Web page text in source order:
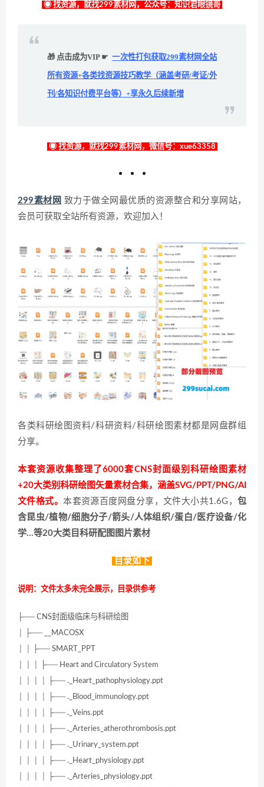
◉ 找资源，就找299素材网，公众号：知识君眼镜哥
🎁 点击成为VIP ☛ 一次性打包获取299素材网全站
所有资源+各类找资源技巧教学（涵盖考研/考证/外
刊/各知识付费平台等）+享永久后续新增
◉ 找资源，就找299素材网，微信号：xue63358
299素材网 致力于做全网最优质的资源整合和分享网站，
会员可获取全站所有资源，欢迎加入！
各类科研绘图资料/科研资料/科研绘图素材都是网盘群组
分享。
本套资源收集整理了6000套CNS封面级别科研绘图素材
+20大类别科研绘图矢量素材合集，涵盖SVG/PPT/PNG/AI
文件格式。本套资源百度网盘分享，文件大小共1.6G，包
含昆虫/植物/细胞分子/箭头/人体组织/蛋白/医疗设备/化
学…等20大类目科研配图图片素材
目录如下
说明：文件太多未完全展示，目录供参考
├── CNS封面级临床与科研绘图
│ ├── __MACOSX
│ │ ├── SMART_PPT
│ │ │ ├── Heart and Circulatory System
│ │ │ │ ├── ._Heart_pathophysiology.ppt
│ │ │ │ ├── ._Blood_immunology.ppt
│ │ │ │ ├── ._Veins.ppt
│ │ │ │ ├── ._Arteries_atherothrombosis.ppt
│ │ │ │ ├── ._Urinary_system.ppt
│ │ │ │ ├── ._Heart_physiology.ppt
│ │ │ │ ├── ._Arteries_physiology.ppt